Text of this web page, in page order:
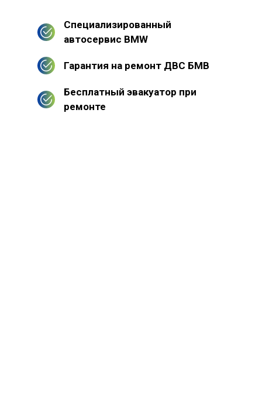
Специализированный
автосервис BMW
Гарантия на ремонт ДВС БМВ
Бесплатный эвакуатор при
ремонте